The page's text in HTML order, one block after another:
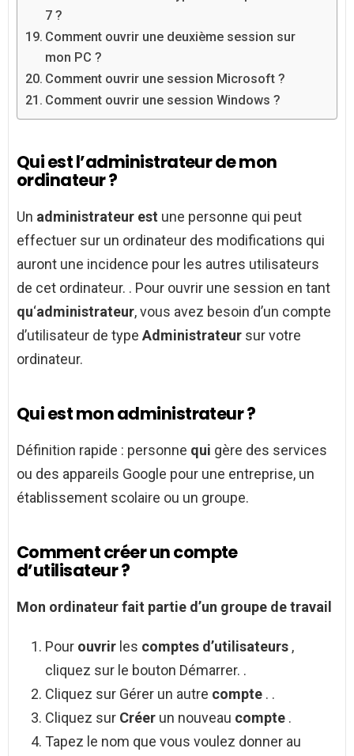
7 ?
Comment ouvrir une deuxième session sur
mon PC ?
Comment ouvrir une session Microsoft ?
Comment ouvrir une session Windows ?
Qui est l’administrateur de mon
ordinateur ?
Un administrateur est une personne qui peut
effectuer sur un ordinateur des modifications qui
auront une incidence pour les autres utilisateurs
de cet ordinateur. . Pour ouvrir une session en tant
qu‘administrateur, vous avez besoin d’un compte
d’utilisateur de type Administrateur sur votre
ordinateur.
Qui est mon administrateur ?
Définition rapide : personne qui gère des services
ou des appareils Google pour une entreprise, un
établissement scolaire ou un groupe.
Comment créer un compte
d’utilisateur ?
Mon ordinateur fait partie d’un groupe de travail
Pour ouvrir les comptes d’utilisateurs ,
cliquez sur le bouton Démarrer. .
Cliquez sur Gérer un autre compte . .
Cliquez sur Créer un nouveau compte .
Tapez le nom que vous voulez donner au